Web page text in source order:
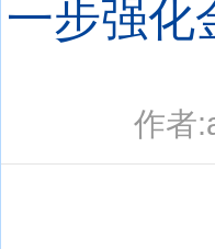
一步强化
作